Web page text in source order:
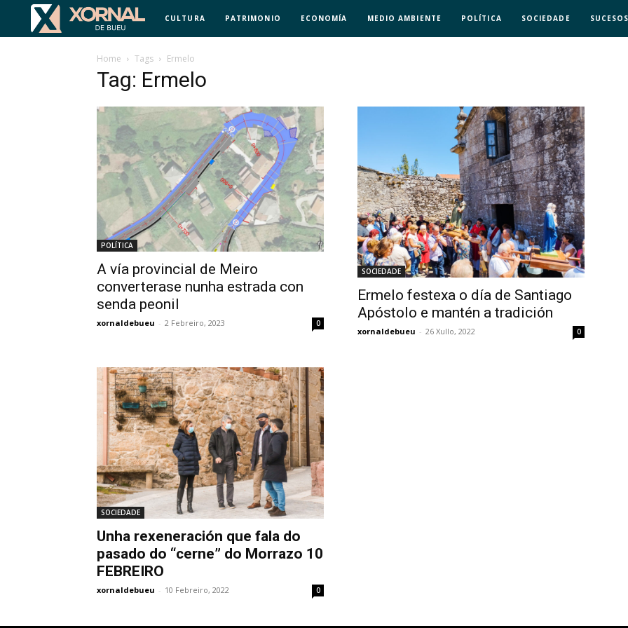
CULTURA PATRIMONIO ECONOMÍA MEDIO AMBIENTE POLÍTICA SOCIEDADE
Home Tags Ermelo
Tag: Ermelo
POLÍTICA
A vía provincial de Meiro
converterase nunha estrada con
senda peonil
xornaldebueu - 2 Febreiro, 2023 0
SOCIEDADE
Ermelo festexa o día de Santiago
Apóstolo e mantén a tradición
xornaldebueu - 26 Xullo, 2022 0
SOCIEDADE
Unha rexeneración que fala do
pasado do “cerne” do Morrazo 10
FEBREIRO
xornaldebueu - 10 Febreiro, 2022 0